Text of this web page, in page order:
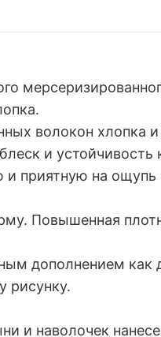
волокон хлопка
и
приятную на ощупь
Повышенная
дополнением как
рисунку.
и наволочек